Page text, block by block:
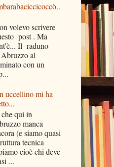
volevo scrivere
post . Ma
Il raduno
al
con un
uccellino mi ha
che qui in
manca
(e siamo quasi
tecnica
cioè chi deve
...